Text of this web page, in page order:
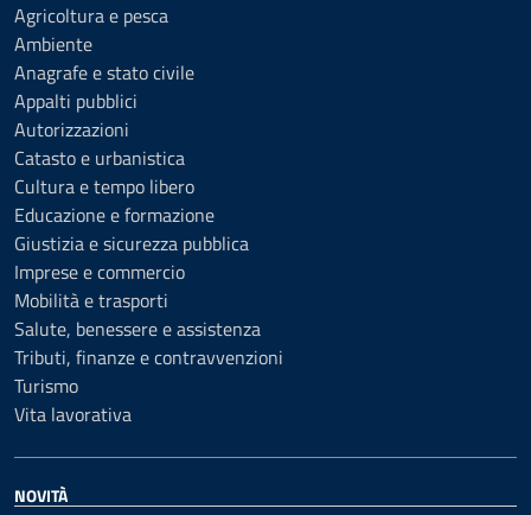
Agricoltura e pesca
Ambiente
Anagrafe e stato civile
Appalti pubblici
Autorizzazioni
Catasto e urbanistica
Cultura e tempo libero
Educazione e formazione
Giustizia e sicurezza pubblica
Imprese e commercio
Mobilità e trasporti
Salute, benessere e assistenza
Tributi, finanze e contravvenzioni
Turismo
Vita lavorativa
NOVITÀ